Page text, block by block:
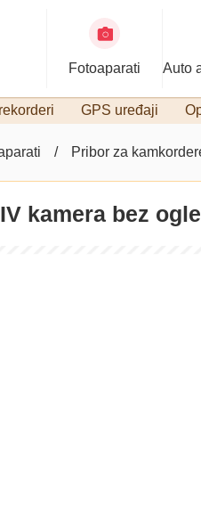
Fotoaparati Auto
GPS uređaji
Pribor za
kamera bez